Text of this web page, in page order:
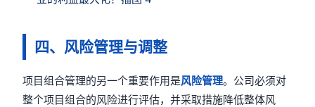
四、风险管理与调整
项目组合管理的另一个重要作用是风险管理。公司必须对
整个项目组合的风险进行评估，并采取措施降低整体风